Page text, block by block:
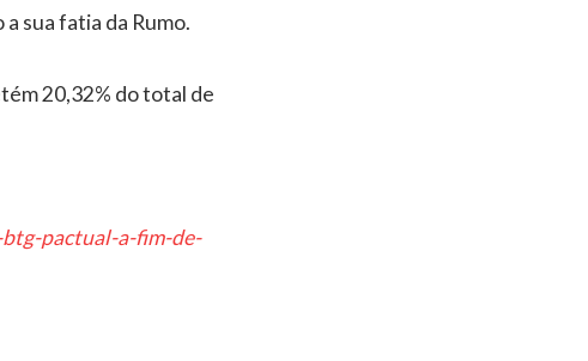
sua fatia da Rumo.
20,32% do total de
pactual-a-fim-de-